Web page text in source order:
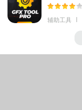
辅助工具